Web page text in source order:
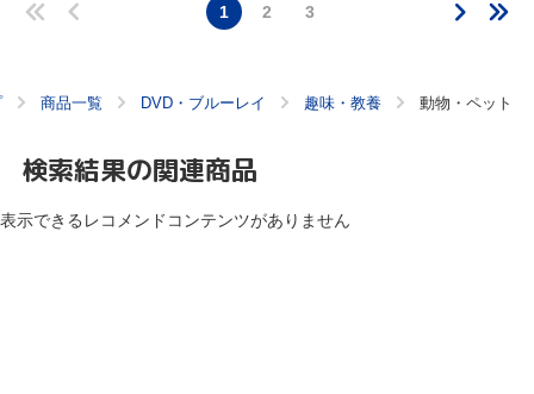
1 2 3
商品一覧 DVD・ブルーレイ 趣味・教養 動物・ペット
検索結果の関連商品
表示できるレコメンドコンテンツがありません